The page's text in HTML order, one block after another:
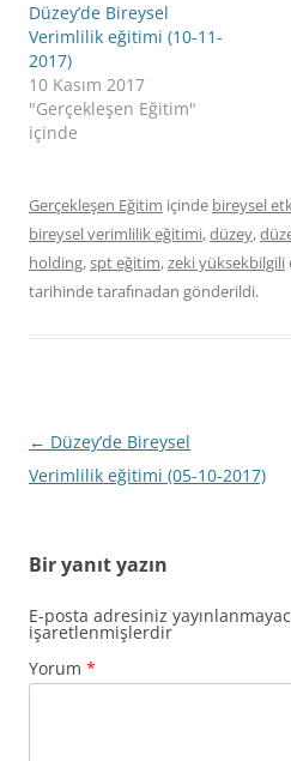
Düzey’de Bireysel
Verimlilik eğitimi (10-11-
2017)
10 Kasım 2017
"Gerçekleşen Eğitim"
içinde
Gerçekleşen Eğitim içinde bireysel
bireysel verimlilik eğitimi,düzey,
holding,spt eğitim,zeki yüksekbilgili
tarihindetarafınadan gönderildi.
Yazı
dolaşımı
← Düzey’de Bireysel
Verimlilik eğitimi (05-10-2017)
Bir yanıt yazın
E-posta adresiniz
işaretlenmişlerdir
Yorum *